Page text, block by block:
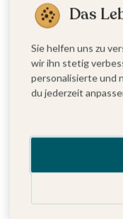
Dankeskarten
Fotobuch
Eventplattform
Einladungskarten
Kindergeburtstag
Kindergeburtstag
Kindergeburtstag
Einladungskarten
Fotobücher
Fotohalter
Das
Sie helfen uns zu
wir ihn stetig
personalisierte und
du jederzeit